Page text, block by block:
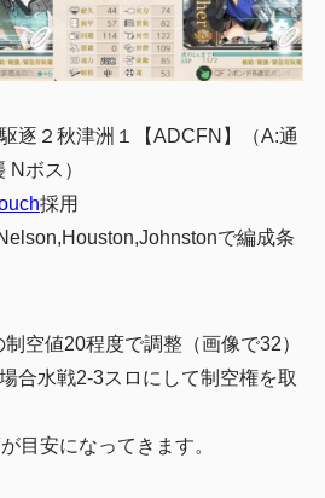
逐２秋津洲１
【ADCFN】（A:通
ボス）
採用
で編成条
空値20程度で調整（画像で32）
合水戦2-3スロにして制空権を取
目安になってきます。